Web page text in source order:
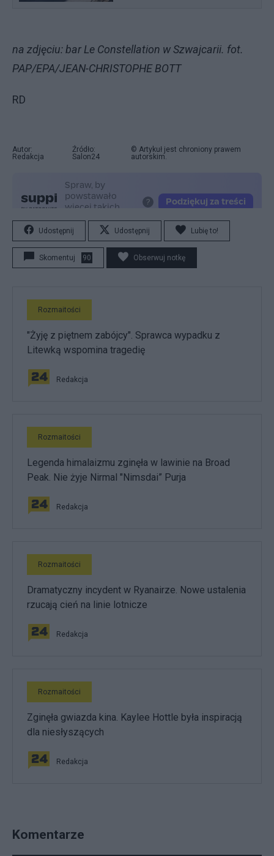
na zdjęciu: bar Le Constellation w Szwajcarii. fot.
PAP/EPA/JEAN-CHRISTOPHE BOTT
RD
Autor:
Redakcja
Źródło:
Salon24
© Artykuł jest chroniony prawem
autorskim.
Udostępnij Udostępnij Lubię to!
Skomentuj 90 Obserwuj notkę
Rozmaitości
"Żyję z piętnem zabójcy". Sprawca wypadku z
Litewką wspomina tragedię
Redakcja
Rozmaitości
Legenda himalaizmu zginęła w lawinie na Broad
Peak. Nie żyje Nirmal "Nimsdai” Purja
Redakcja
Rozmaitości
Dramatyczny incydent w Ryanairze. Nowe ustalenia
rzucają cień na linie lotnicze
Redakcja
Rozmaitości
Zginęła gwiazda kina. Kaylee Hottle była inspiracją
dla niesłyszących
Redakcja
Komentarze